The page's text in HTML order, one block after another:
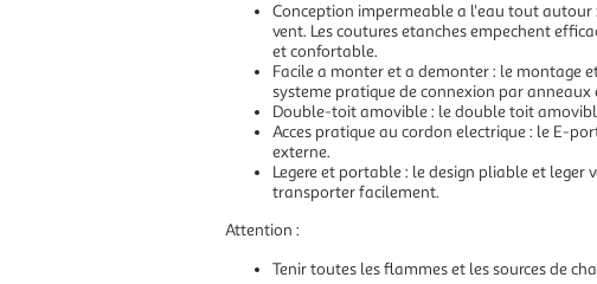
Conception impermeable a l'eau tout autour
vent. Les coutures etanches empechent
et confortable.
Facile a monter et a demonter : le montage
systeme pratique de connexion par anneaux
Double-toit amovible : le double toit
Acces pratique au cordon electrique : le E-
externe.
Legere et portable : le design pliable et
transporter facilement.
Attention :
Tenir toutes les flammes et les sources de